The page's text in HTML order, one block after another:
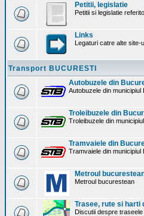
Petitii, legislatie
Petitii si legislatie
Links
Legaturi catre alte
Transport BUCURESTI
Autobuzele din
Autobuzele din municipiul
Troleibuzele din
Troleibuzele din
Tramvaiele din
Tramvaiele din municipiul
Metroul
Metroul bucurestean
Trasee, rute si harti
Discutii despre